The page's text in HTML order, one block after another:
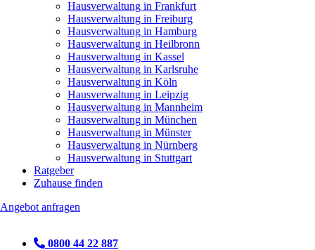
Hausverwaltung in Frankfurt
Hausverwaltung in Freiburg
Hausverwaltung in Hamburg
Hausverwaltung in Heilbronn
Hausverwaltung in Kassel
Hausverwaltung in Karlsruhe
Hausverwaltung in Köln
Hausverwaltung in Leipzig
Hausverwaltung in Mannheim
Hausverwaltung in München
Hausverwaltung in Münster
Hausverwaltung in Nürnberg
Hausverwaltung in Stuttgart
Ratgeber
Zuhause finden
Angebot anfragen
0800 44 22 887